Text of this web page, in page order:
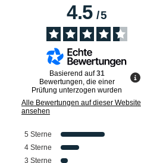
4.5/5
Basierend auf31
Bewertungen, die einer
Prüfung unterzogen wurden
Alle Bewertungen auf dieser Website
ansehen
5 Sterne
4 Sterne
3 Sterne